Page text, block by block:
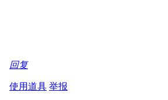
回复
使用道具 举报